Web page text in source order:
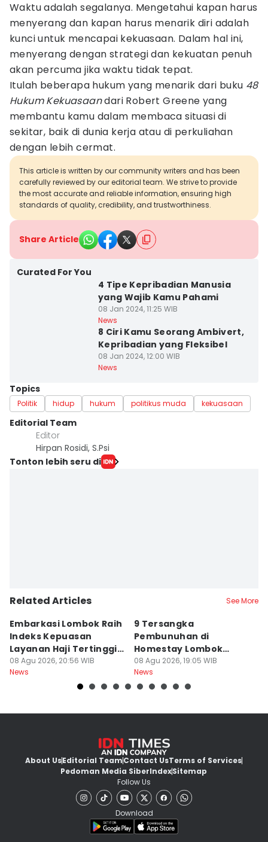
Waktu adalah segalanya. Mengetahui kapan harus
menyerang dan kapan harus menarik diri adalah
kunci untuk mencapai kekuasaan. Dalam hal ini,
menyerang dengan strategi dan kekuatan penuh
akan percuma jika waktu tidak tepat.
Itulah beberapa hukum yang menarik dari buku 48
Hukum Kekuasaandari Robert Greene yang
membantu kamu dalam membaca situasi di
sekitar, baik di dunia kerja atau di perkuliahan
dengan lebih cermat.
This article is written by our community writers and has been
carefully reviewed by our editorial team. We strive to provide
the most accurate and reliable information, ensuring high
standards of quality, credibility, and trustworthiness.
Share Article
Curated For You
4 Tipe Kepribadian Manusia
yang Wajib Kamu Pahami
08 Jan 2024, 11:25 WIB
News
8 Ciri Kamu Seorang Ambivert,
Kepribadian yang Fleksibel
08 Jan 2024, 12:00 WIB
News
Topics
Politik hidup hukum politikus muda kekuasaan
Editorial Team
Editor
Hirpan Rosidi, S.Psi
Tonton lebih seru di
Related Articles See More
Embarkasi Lombok Raih
Indeks Kepuasan
Layanan Haji Tertinggi
Nasional
08 Agu 2026, 20:56 WIB
News
9 Tersangka
Pembunuhan di
Homestay Lombok
Barat Dilimpahkan ke
Jaksa
08 Agu 2026, 19:05 WIB
News
About UsEditorial TeamContact UsTerms of Services
Pedoman Media SiberIndexSitemap
Follow Us
Download